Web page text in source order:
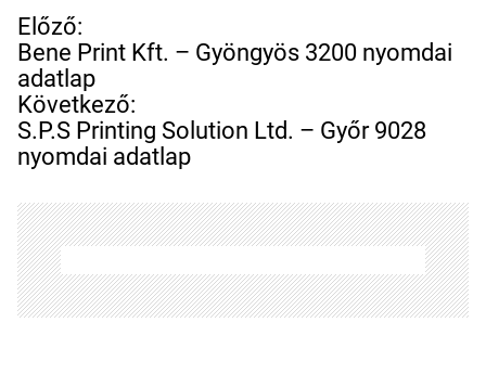
B
e
j
e
g
y
z
é
s
n
a
v
Előző:
Bene Print Kft. – Gyöngyös 3200 nyomdai
adatlap
Következő:
S.P.S Printing Solution Ltd. – Győr 9028
nyomdai adatlap